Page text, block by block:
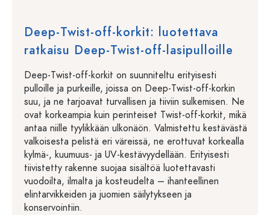
Deep-Twist-off-korkit: luotettava
ratkaisu Deep-Twist-off-lasipulloille
Deep-Twist-off-korkit on suunniteltu erityisesti
pulloille ja purkeille, joissa on Deep-Twist-off-korkin
suu, ja ne tarjoavat turvallisen ja tiiviin sulkemisen. Ne
ovat korkeampia kuin perinteiset Twist-off-korkit, mikä
antaa niille tyylikkään ulkonäön. Valmistettu kestävästä
valkoisesta pelistä eri väreissä, ne erottuvat korkealla
kylmä-, kuumuus- ja UV-kestävyydellään. Erityisesti
tiivistetty rakenne suojaa sisältöä luotettavasti
vuodoilta, ilmalta ja kosteudelta – ihanteellinen
elintarvikkeiden ja juomien säilytykseen ja
konservointiin.